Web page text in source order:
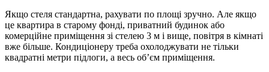
Якщо стеля стандартна, рахувати по площі зручно. Але якщо
це квартира в старому фонді, приватний будинок або
комерційне приміщення зі стелею 3 м і вище, повітря в кімнаті
вже більше. Кондиціонеру треба охолоджувати не тільки
квадратні метри підлоги, а весь об’єм приміщення.